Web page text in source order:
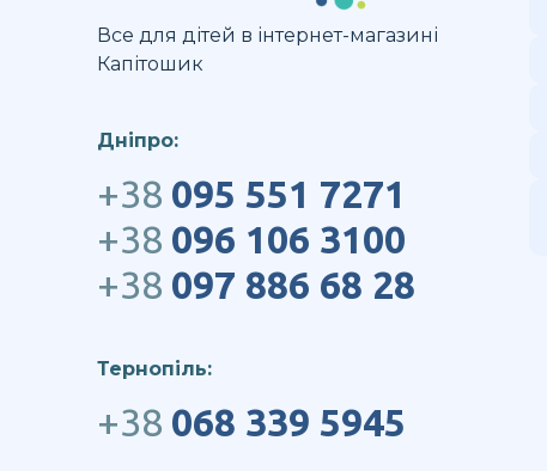
Все для дітей в інтернет-магазині
Капітошик
Дніпро:
+38 095 551 7271
+38 096 106 3100
+38 097 886 68 28
Тернопіль:
+38 068 339 5945